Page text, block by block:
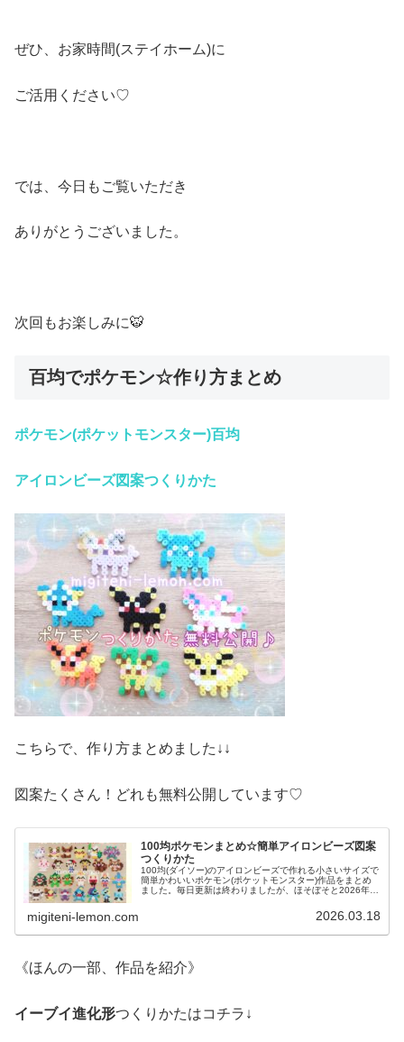
ぜひ、お家時間(ステイホーム)に
ご活用ください♡
では、今日もご覧いただき
ありがとうございました。
次回もお楽しみに🐯
百均でポケモン☆作り方まとめ
ポケモン(ポケットモンスター)百均
アイロンビーズ図案つくりかた
こちらで、作り方まとめました↓↓
図案たくさん！どれも無料公開しています♡
100均ポケモンまとめ☆簡単アイロンビーズ図案
つくりかた
100均(ダイソー)のアイロンビーズで作れる小さいサイズで
簡単かわいいポケモン(ポケットモンスター)作品をまとめ
ました。毎日更新は終わりましたが、ほそぼそと2026年も
migiteni-lemon.com 2026.03.18
《ほんの一部、作品を紹介》
イーブイ進化形つくりかたはコチラ↓